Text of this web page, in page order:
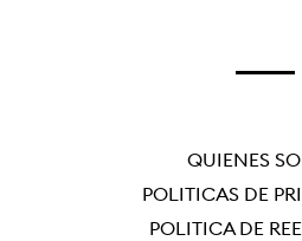
QUIÉNES
POLÍTICAS DE
POLÍTICA DE